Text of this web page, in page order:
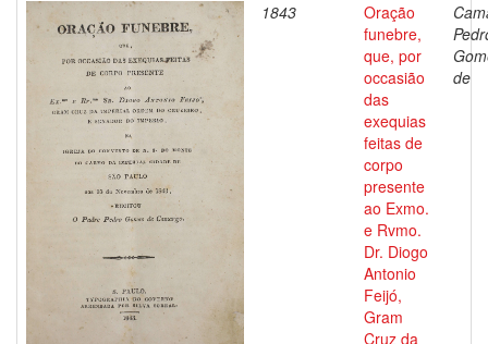
1843
Oração
funebre,
que, por
occasião
das
exequias
feitas de
corpo
presente
ao Exmo.
e Rvmo.
Dr. Diogo
Antonio
Feijó,
Gram
Cruz da
de